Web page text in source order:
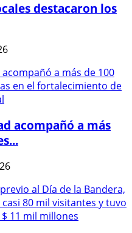
destacaron los
acompañó a más